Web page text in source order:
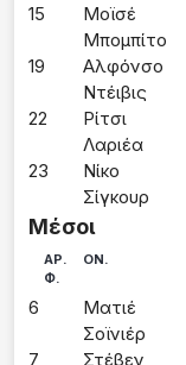
15
Μοϊσέ
Μπομπίτο
19
Αλφόνσο
Ντέιβις
22
Ρίτσι
Λαριέα
23
Νίκο
Σίγκουρ
Μέσοι
ΑΡ.
Φ.
ΟΝ.
6
Ματιέ
Σοϊνιέρ
7
Στέβεν